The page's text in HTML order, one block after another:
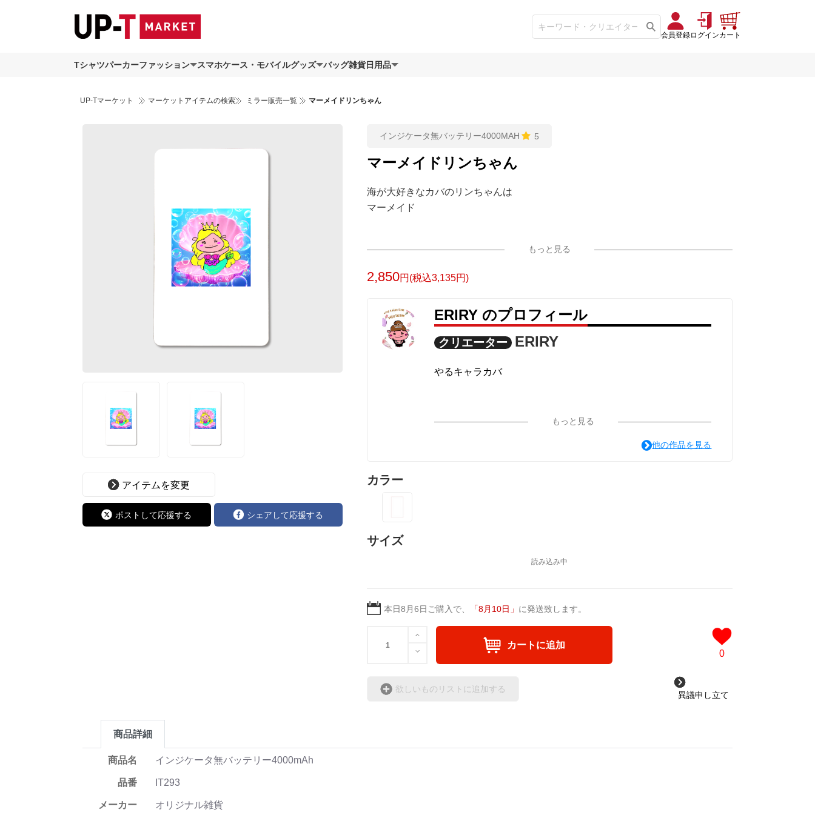
会員登録ログインカート
Tシャツパーカーファッション スマホケース・モバイルグッズ バッグ雑貨日用品
UP-Tマーケット マーケットアイテムの検索 ミラー販売一覧 マーメイドリンちゃん
アイテムを変更
ポストして応援する シェアして応援する
インジケータ無バッテリー4000MAH 5
マーメイドリンちゃん
海が大好きなカバのリンちゃんは
マーメイド
もっと見る
2,850円(税込3,135円)
ERIRY のプロフィール
クリエーター ERIRY
やるキャラカバ
もっと見る
他の作品を見る
カラー
サイズ
本日8月6日 ご購入で、 「8月10日 」 に発送致します。
カートに追加
0
欲しいものリストに追加する
異議申し立て
商品詳細
商品名 インジケータ無バッテリー4000mAh
品番 IT293
メーカー オリジナル雑貨